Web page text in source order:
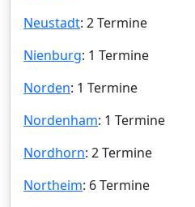
Neustadt: 2 Termine
Nienburg: 1 Termine
Norden: 1 Termine
Nordenham: 1 Termine
Nordhorn: 2 Termine
Northeim: 6 Termine